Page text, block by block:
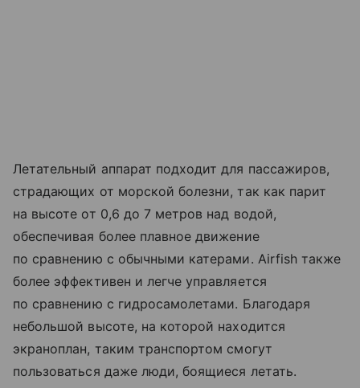
Летательный аппарат подходит для пассажиров,
страдающих от морской болезни, так как парит
на высоте от 0,6 до 7 метров над водой,
обеспечивая более плавное движение
по сравнению с обычными катерами. Airfish также
более эффективен и легче управляется
по сравнению с гидросамолетами. Благодаря
небольшой высоте, на которой находится
экраноплан, таким транспортом смогут
пользоваться даже люди, боящиеся летать.